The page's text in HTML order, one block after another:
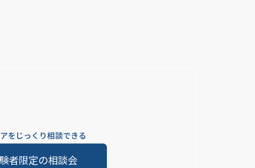
をじっくり相談できる
者限定の相談会